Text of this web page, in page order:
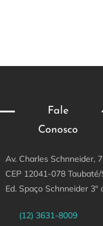
Fale
Conosco
Av. Charles Schnneider,
CEP 12041-078 Taubaté/
Ed. Spaço Schnneider 3º
(12) 3631-8009